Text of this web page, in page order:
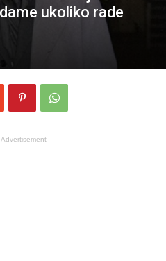
ukoliko rade